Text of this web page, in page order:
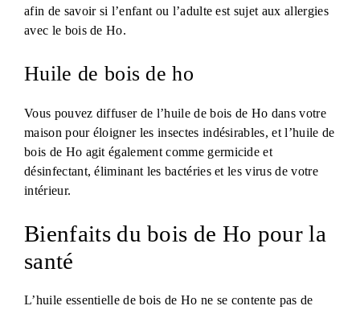
afin de savoir si l’enfant ou l’adulte est sujet aux allergies
avec le bois de Ho.
Huile de bois de ho
Vous pouvez diffuser de l’huile de bois de Ho dans votre
maison pour éloigner les insectes indésirables, et l’huile de
bois de Ho agit également comme germicide et
désinfectant, éliminant les bactéries et les virus de votre
intérieur.
Bienfaits du bois de Ho pour la
santé
L’huile essentielle de bois de Ho ne se contente pas de